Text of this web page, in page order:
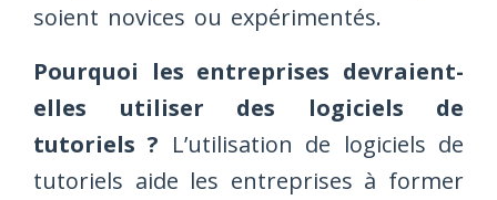
soient novices ou expérimentés.
Pourquoi les entreprises devraient-
elles utiliser des logiciels de
tutoriels ? L’utilisation de logiciels de
tutoriels aide les entreprises à former